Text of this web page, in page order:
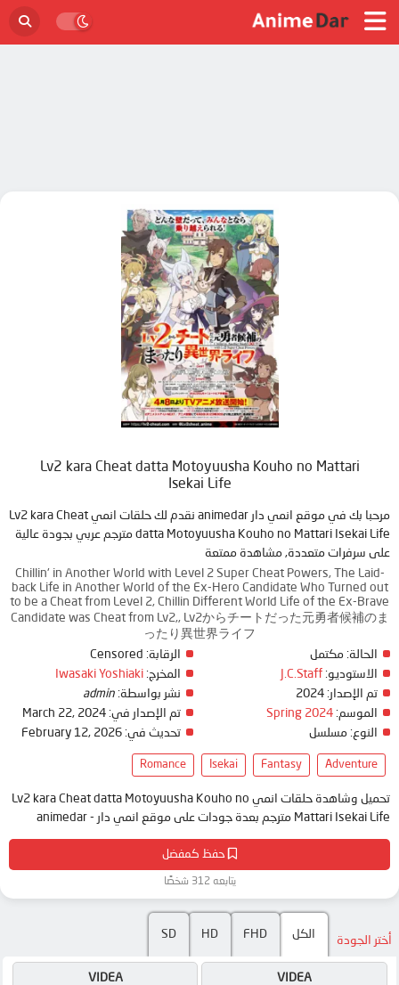
حفظ كمفضل
يتابعه 312 شخصًا
Lv2 kara Cheat datta Motoyuusha Kouho no Mattari
Isekai Life
مرحبا بك في موقع انمي دار animedar نقدم لك حلقات انمي Lv2 kara Cheat
datta Motoyuusha Kouho no Mattari Isekai Life مترجم عربي بجودة عالية
على سرفرات متعددة, مشاهدة ممتعة
Chillin' in Another World with Level 2 Super Cheat Powers, The Laid-
back Life in Another World of the Ex-Hero Candidate Who Turned out
to be a Cheat from Level 2, Chillin Different World Life of the Ex-Brave
Candidate was Cheat from Lv2,, Lv2からチートだった元勇者候補のま
ったり異世界ライフ
الحالة: مكتمل
الاستوديو: J.C.Staff
تم الإصدار:
الموسم: Spring 2024
النوع: مسلسل
الرقابة:
المخرج: Iwasaki Yoshiaki
نشر بواسطة: admin
تم الإصدار في: March 22, 2024
تحديث في: February 12, 2026
Adventure
Fantasy
Isekai
Romance
تحميل وشاهدة حلقات انمي Lv2 kara Cheat datta Motoyuusha Kouho no
Mattari Isekai Life مترجم بعدة جودات على موقع انمي دار - animedar
أختر الجودة الكل FHD
HD
SD
VIDEA
VIDEA